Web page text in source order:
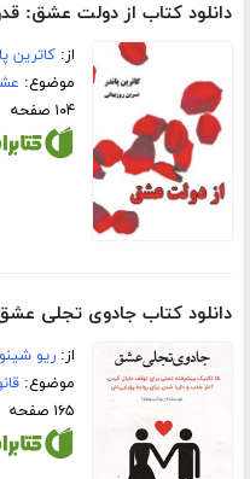
دانلود کتاب از دولت عشق:
از:کاترین
موضوع:
۱۰۴ صفحه
دانلود کتاب جادوی تجلی
از:ریو
موضوع:
۱۶۵ صفحه